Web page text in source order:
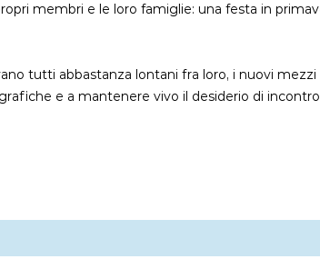
membri e le loro famiglie: una festa in
tutti abbastanza lontani fra loro, i nuovi
e a mantenere vivo il desiderio di